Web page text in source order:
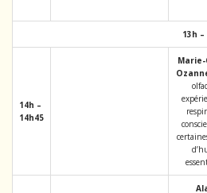
13h –
14h –
14h45